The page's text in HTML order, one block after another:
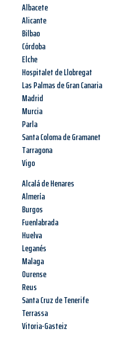
Albacete
Alicante
Bilbao
Córdoba
Elche
Hospitalet de Llobregat
Las Palmas de Gran Canaria
Madrid
Murcia
Parla
Santa Coloma de Gramanet
Tarragona
Vigo
Alcalá de Henares
Almería
Burgos
Fuenlabrada
Huelva
Leganés
Malaga
Ourense
Reus
Santa Cruz de Tenerife
Terrassa
Vitoria-Gasteiz